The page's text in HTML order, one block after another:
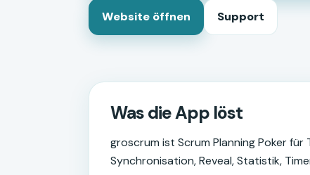
Website öffnen Support
Was die App löst
groscrum ist Scrum Planning Poker
Synchronisation, Reveal, Statistik,